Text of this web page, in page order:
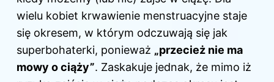
wielu kobiet krwawienie menstruacyjne staje
się okresem, w którym odczuwają się jak
superbohaterki, ponieważ „przecież nie ma
mowy o ciąży”. Zaskakuje jednak, że mimo iż